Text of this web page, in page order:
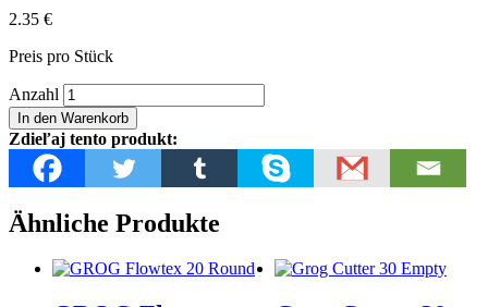
2.35 €
Preis pro Stück
Anzahl GROG
Squeezer
Mini
05
Menge
In den Warenkorb
Zdieľaj tento produkt:
Ähnliche Produkte